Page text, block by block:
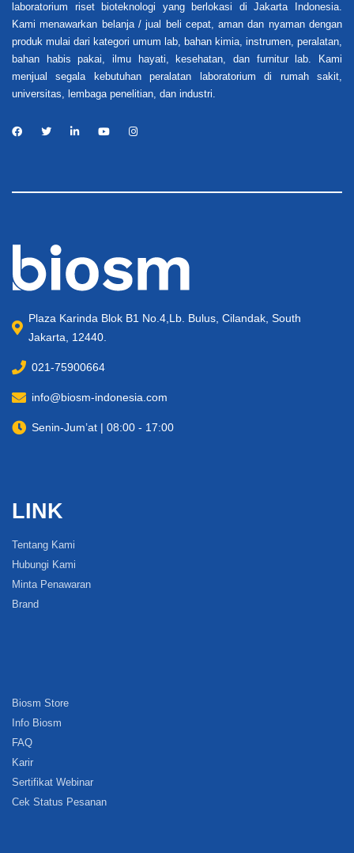
laboratorium riset bioteknologi yang berlokasi di Jakarta Indonesia.
Kami menawarkan belanja / jual beli cepat, aman dan nyaman dengan
produk mulai dari kategori umum lab, bahan kimia, instrumen, peralatan,
bahan habis pakai, ilmu hayati, kesehatan, dan furnitur lab. Kami
menjual segala kebutuhan peralatan laboratorium di rumah sakit,
universitas, lembaga penelitian, dan industri.
Plaza Karinda Blok B1 No.4,Lb. Bulus, Cilandak, South
Jakarta, 12440.
021-75900664
info@biosm-indonesia.com
Senin-Jum’at | 08:00 - 17:00
LINK
Tentang Kami
Hubungi Kami
Minta Penawaran
Brand
Biosm Store
Info Biosm
FAQ
Karir
Sertifikat Webinar
Cek Status Pesanan